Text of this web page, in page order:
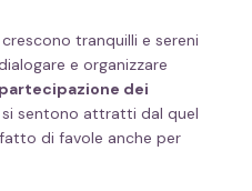
tranquilli e sereni
e organizzare
partecipazione dei
si sentono attratti dal quel
di favole anche per